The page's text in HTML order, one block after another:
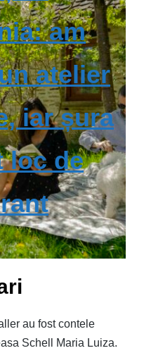
am
atelier
iar șura
loc de
au fost contele
Schell Maria Luiza.